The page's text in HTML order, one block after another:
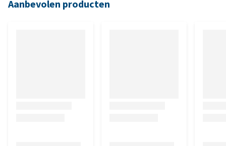
Aanbevolen producten